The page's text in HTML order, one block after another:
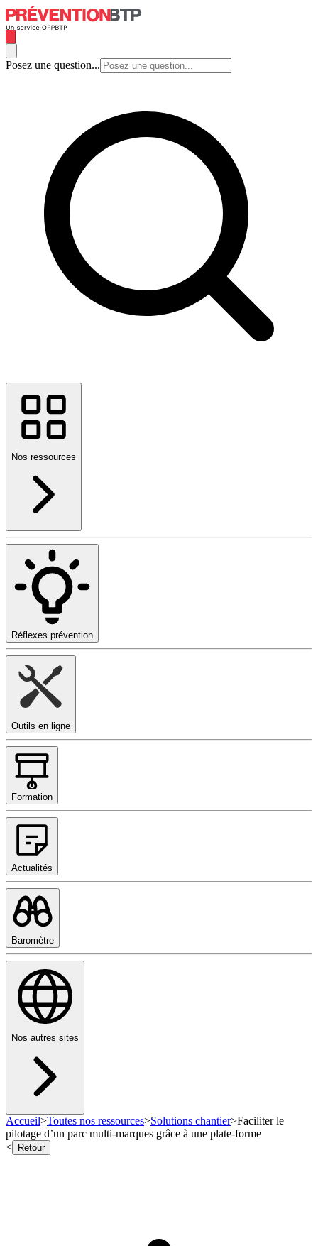
Posez une question...
Nos ressources
Réflexes prévention
Outils en ligne
Formation
Actualités
Baromètre
Nos autres sites
Accueil>Toutes nos ressources>Solutions chantier>Faciliter le
pilotage d’un parc multi-marques grâce à une plate-forme
<
Retour